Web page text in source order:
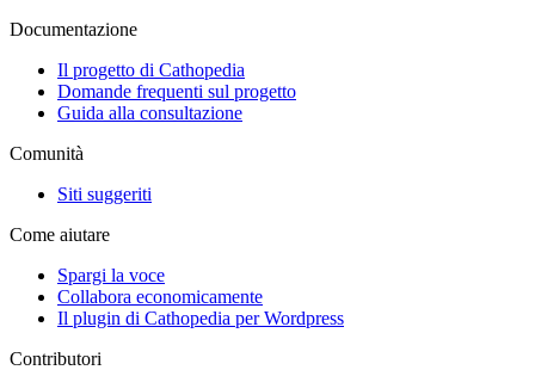
Documentazione
Il progetto di Cathopedia
Domande frequenti sul progetto
Guida alla consultazione
Comunità
Siti suggeriti
Come aiutare
Spargi la voce
Collabora economicamente
Il plugin di Cathopedia per Wordpress
Contributori